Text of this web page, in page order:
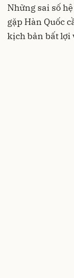
Những sai số
gặp Hàn Quốc
kịch bản bất lợi